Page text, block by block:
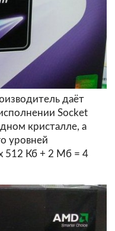
даёт
Socket
кристалле, а
уровней
512 Кб + 2 Мб = 4